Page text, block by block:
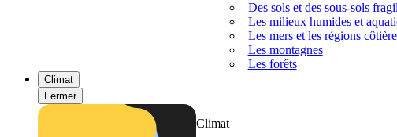
Des sols et des sous-sols
Les milieux humides et
Les mers et les régions
Les montagnes
Les forêts
Climat
Fermer
Climat